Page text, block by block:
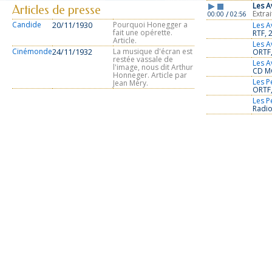
Articles de presse
Candide 20/11/1930 Pourquoi Honegger a
fait une opérette.
Article.
Cinémonde24/11/1932 La musique d'écran est
restée vassale de
l'image, nous dit Arthur
Honneger. Article par
Jean Méry.
00:00 /02:56
Les
Les
RTF,
Les
Les
CD
Les
Les